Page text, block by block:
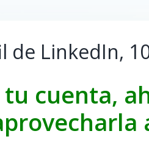
LinkedIn,
tu cuenta,